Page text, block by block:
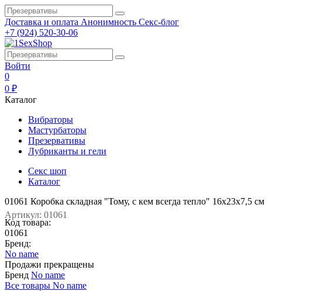
Доставка и оплата Анонимность Секс-блог
+7 (924) 520-30-06
Войти
0
0 ₽
Каталог
Вибраторы
Мастурбаторы
Презервативы
Лубриканты и гели
Секс шоп
Каталог
01061 Коробка складная "Тому, с кем всегда тепло" 16х23х7,5 см
Артикул: 01061
Код товара:
01061
Бренд:
No name
Продажи прекращены
Бренд No name
Все товары No name